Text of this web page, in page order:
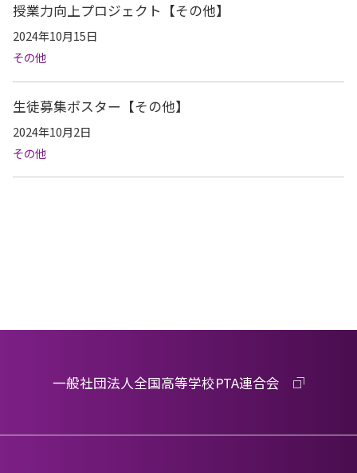
授業力向上プロジェクト【その他】
2024年10月15日
その他
生徒募集ポスター【その他】
2024年10月2日
その他
一般社団法人全国高等学校PTA連合会